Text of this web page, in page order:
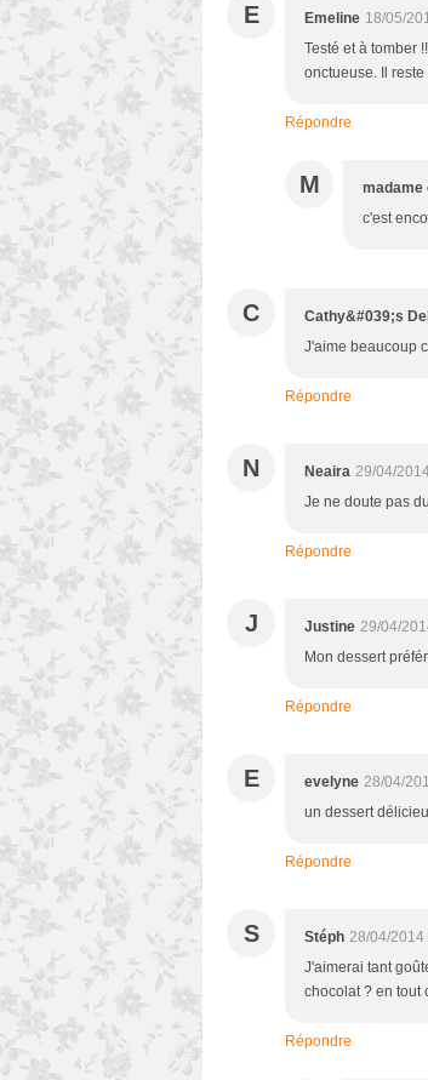
E Emeline 18/05/
Testé et à tomber
onctueuse. Il
Répondre
M madame
c'est
C Cathy&#039;s
J'aime beaucoup
Répondre
N Neaira 29/04/
Je ne doute pas
Répondre
J Justine 29/04/
Mon dessert
Répondre
E evelyne 28/04/
un dessert
Répondre
S Stéph 28/04/2014
J'aimerai tant
chocolat ? en tout
Répondre